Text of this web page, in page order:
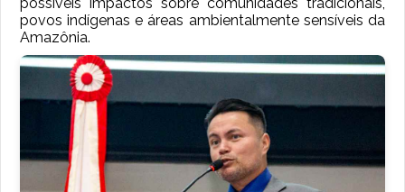
possíveis impactos sobre comunidades tradicionais,
povos indígenas e áreas ambientalmente sensíveis da
Amazônia.